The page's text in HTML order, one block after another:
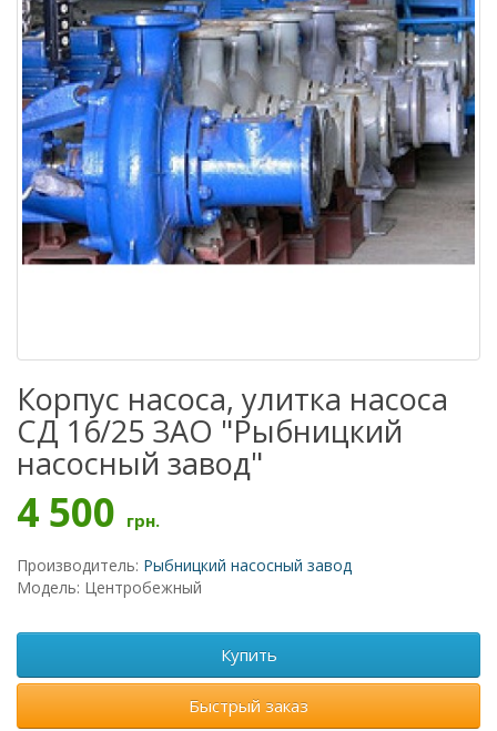
Корпус насоса, улитка насоса
СД 16/25 ЗАО "Рыбницкий
насосный завод"
4 500 грн.
Производитель: Рыбницкий насосный завод
Модель: Центробежный
Купить
Быстрый заказ